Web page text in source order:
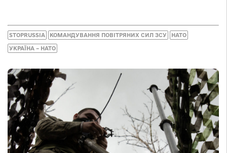
STOPRUSSIA КОМАНДУВАННЯ ПОВІТРЯНИХ СИЛ ЗСУ НАТО
УКРАЇНА – НАТО